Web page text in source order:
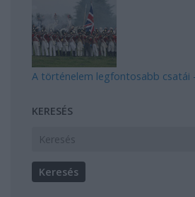
A történelem legfontosabb csatái
KERESÉS